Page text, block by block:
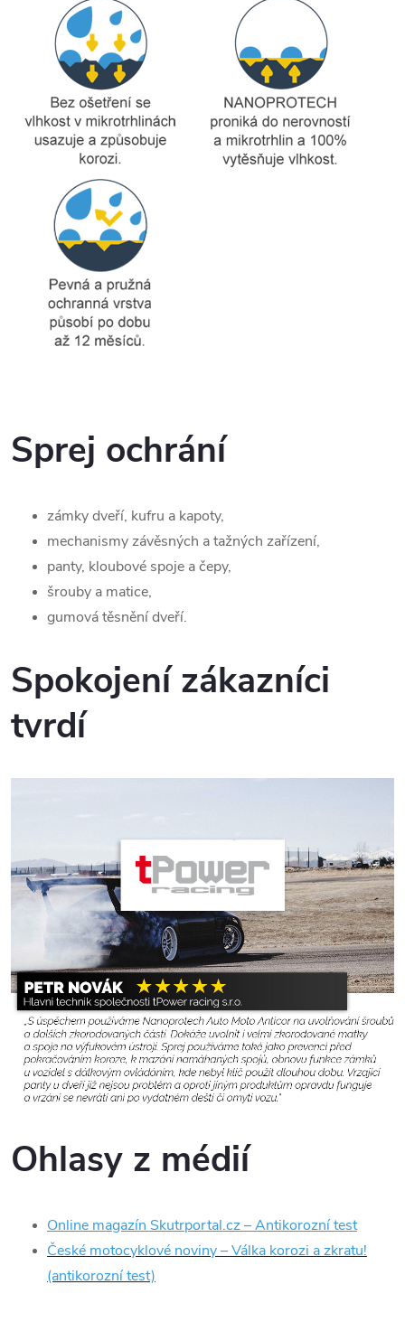
Sprej ochrání
zámky dveří, kufru a kapoty,
mechanismy závěsných a tažných zařízení,
panty, kloubové spoje a čepy,
šrouby a matice,
gumová těsnění dveří.
Spokojení zákazníci
tvrdí
Ohlasy z médií
Online magazín Skutrportal.cz – Antikorozní test
České motocyklové noviny – Válka korozi a zkratu!
(antikorozní test)